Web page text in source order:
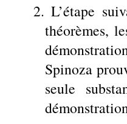
2. L’étape
théorèmes,
Spinoza
seule